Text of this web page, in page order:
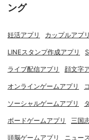
ング
妊活アプリ カップルアプリ
LINEスタンプ作成アプリ
ライブ配信アプリ 顔文字
オンラインゲームアプリ
ソーシャルゲームアプリ
ボードゲームアプリ 三国
頭脳ゲームアプリ ニュー